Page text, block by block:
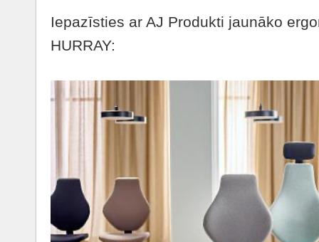
Iepazīsties ar AJ Produkti jaunāko
HURRAY: